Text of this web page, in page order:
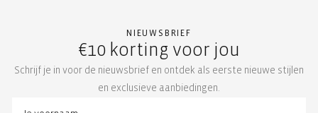
NIEUWSBRIEF
€10 korting voor jou
Schrijf je in voor de nieuwsbrief en ontdek als eerste nieuwe stijlen
en exclusieve aanbiedingen.